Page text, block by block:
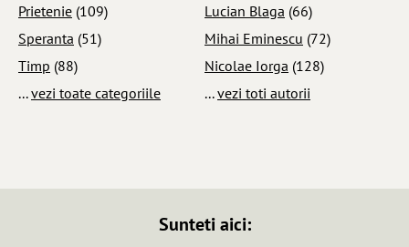
Prietenie (109)
Speranta (51)
Timp (88)
...vezi toate categoriile
Lucian Blaga (66)
Mihai Eminescu (72)
Nicolae Iorga (128)
...vezi toti autorii
Sunteti aici: